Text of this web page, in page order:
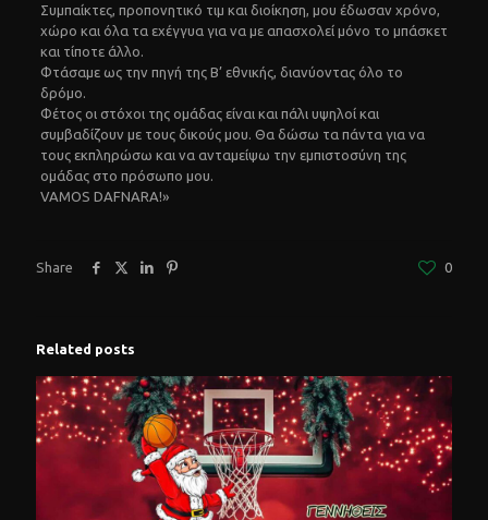
Συμπαίκτες, προπονητικό τιμ και διοίκηση, μου έδωσαν χρόνο,
χώρο και όλα τα εχέγγυα για να με απασχολεί μόνο το μπάσκετ
και τίποτε άλλο.
Φτάσαμε ως την πηγή της Β’ εθνικής, διανύοντας όλο το
δρόμο.
Φέτος οι στόχοι της ομάδας είναι και πάλι υψηλοί και
συμβαδίζουν με τους δικούς μου. Θα δώσω τα πάντα για να
τους εκπληρώσω και να ανταμείψω την εμπιστοσύνη της
ομάδας στο πρόσωπο μου.
VAMOS DAFNARA!»
Share 0
Related posts